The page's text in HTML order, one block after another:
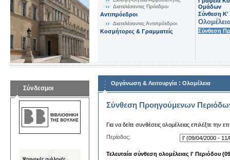
Διατελέσαντες Πρόεδροι
Αντιπρόεδροι
Διατελέσαντες Αντιπρόεδροι
Κοσμήτορες & Γραμματείς
Ομάδων
Σύνθεση K'
Σύνθεση
Σύνδεσμοι
Οργάνωση & Λειτουργία : Ολομέλεια
Σύνθεση Προηγούμενων
Για να δείτε συνθέσεις ολομέλειας επιλέξτε την
Περίοδος:
Τελευταία σύνθεση ολομέλειας Ι' Περιόδου